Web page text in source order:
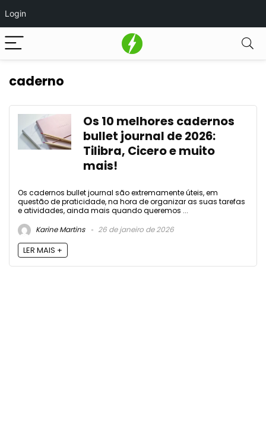
Login
caderno
Os 10 melhores cadernos
bullet journal de 2026:
Tilibra, Cicero e muito
mais!
Os cadernos bullet journal são extremamente úteis, em
questão de praticidade, na hora de organizar as suas tarefas
e atividades, ainda mais quando queremos ...
Karine Martins
26 de janeiro de 2026
LER MAIS +